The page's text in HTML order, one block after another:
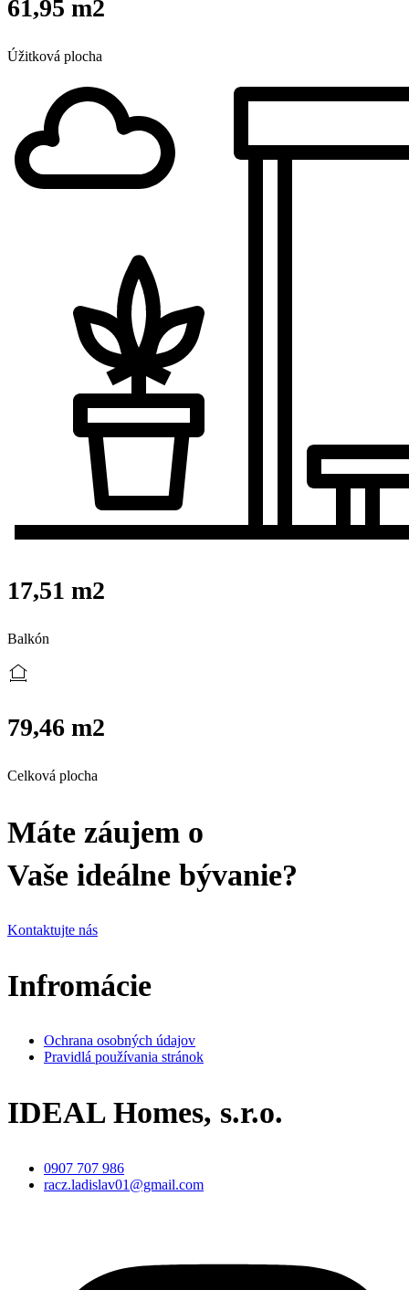
61,95 m2
Úžitková plocha
17,51 m2
Balkón
79,46 m2
Celková plocha
Máte záujem o
Vaše ideálne bývanie?
Kontaktujte nás
Infromácie
Ochrana osobných údajov
Pravidlá používania stránok
IDEAL Homes, s.r.o.
0907 707 986
racz.ladislav01@gmail.com